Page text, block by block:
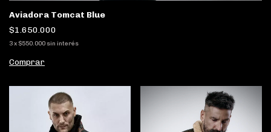
Aviadora Tomcat Blue
$1.650.000
3x $550.000 sin interés
Comprar